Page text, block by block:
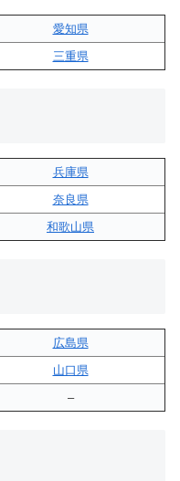
愛知県
三重県
兵庫県
奈良県
和歌山県
広島県
山口県
–